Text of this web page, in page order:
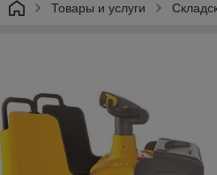
Товары и услуги